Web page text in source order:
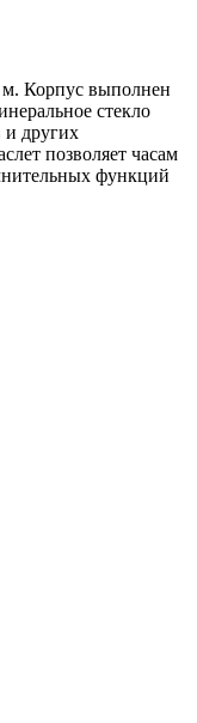
Корпус выполнен
стекло
и других
позволяет часам
функций